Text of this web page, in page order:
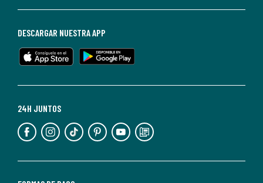
de
en
cualquier
Para
información,
puedes
nuestra
24H JUNTOS
DESCARGAR NUESTRA APP